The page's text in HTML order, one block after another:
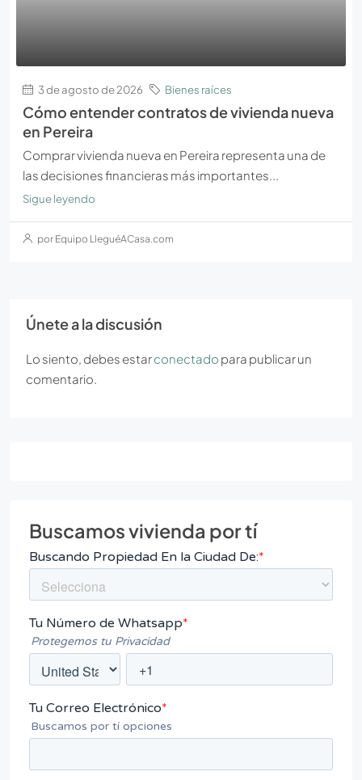
3 de agosto de 2026 Bienes raíces
Cómo entender contratos de vivienda nueva
en Pereira
Comprar vivienda nueva en Pereira representa una de
las decisiones financieras más importantes...
Sigue leyendo
por Equipo LleguéACasa.com
Únete a la discusión
Lo siento, debes estarconectado para publicar un
comentario.
Buscamos vivienda por tí